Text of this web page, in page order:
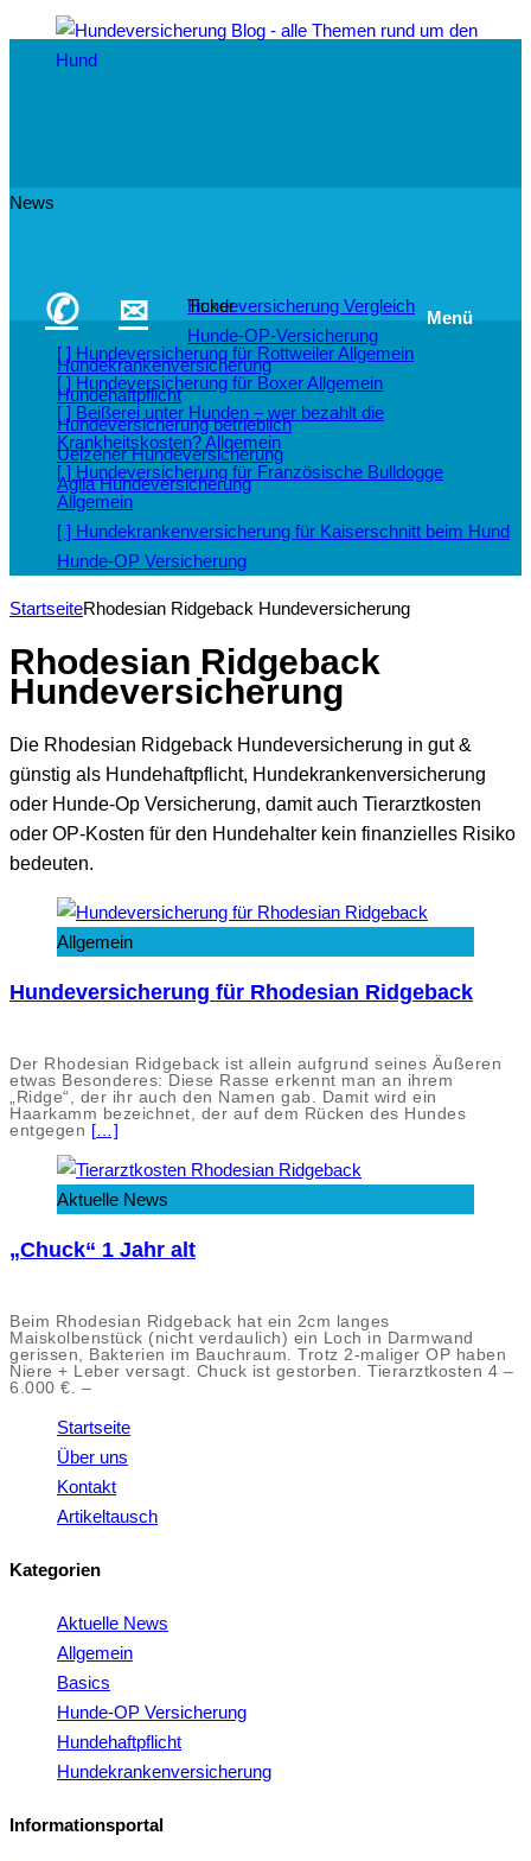
✆ ✉ Menü
Hundeversicherung Vergleich
Hunde-OP-Versicherung
Hundekrankenversicherung
Hundehaftpflicht
Hundeversicherung betrieblich
Uelzener Hundeversicherung
Agila Hundeversicherung
News
Ticker
[ ] Hundeversicherung für RottweilerAllgemein
[ ] Hundeversicherung für BoxerAllgemein
[ ] Beißerei unter Hunden – wer bezahlt die
Krankheitskosten?Allgemein
[ ] Hundeversicherung für Französische Bulldogge
Allgemein
[ ] Hundekrankenversicherung für Kaiserschnitt beim Hund
Hunde-OP Versicherung
StartseiteRhodesian Ridgeback Hundeversicherung
Rhodesian Ridgeback
Hundeversicherung
Die Rhodesian Ridgeback Hundeversicherung in gut &
günstig als Hundehaftpflicht, Hundekrankenversicherung
oder Hunde-Op Versicherung, damit auch Tierarztkosten
oder OP-Kosten für den Hundehalter kein finanzielles Risiko
bedeuten.
Allgemein
Hundeversicherung für Rhodesian Ridgeback
Der Rhodesian Ridgeback ist allein aufgrund seines Äußeren
etwas Besonderes: Diese Rasse erkennt man an ihrem
„Ridge“, der ihr auch den Namen gab. Damit wird ein
Haarkamm bezeichnet, der auf dem Rücken des Hundes
entgegen […]
Aktuelle News
„Chuck“ 1 Jahr alt
Beim Rhodesian Ridgeback hat ein 2cm langes
Maiskolbenstück (nicht verdaulich) ein Loch in Darmwand
gerissen, Bakterien im Bauchraum. Trotz 2-maliger OP haben
Niere + Leber versagt. Chuck ist gestorben. Tierarztkosten 4 –
6.000 €. –
Startseite
Über uns
Kontakt
Artikeltausch
Kategorien
Aktuelle News
Allgemein
Basics
Hunde-OP Versicherung
Hundehaftpflicht
Hundekrankenversicherung
Informationsportal